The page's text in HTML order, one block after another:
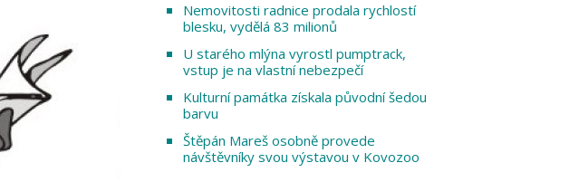
Nemovitosti radnice prodala rychlostí
blesku, vydělá 83 milionů
U starého mlýna vyrostl pumptrack,
vstup je na vlastní nebezpečí
Kulturní památka získala původní šedou
barvu
Štěpán Mareš osobně provede
návštěvníky svou výstavou v Kovozoo